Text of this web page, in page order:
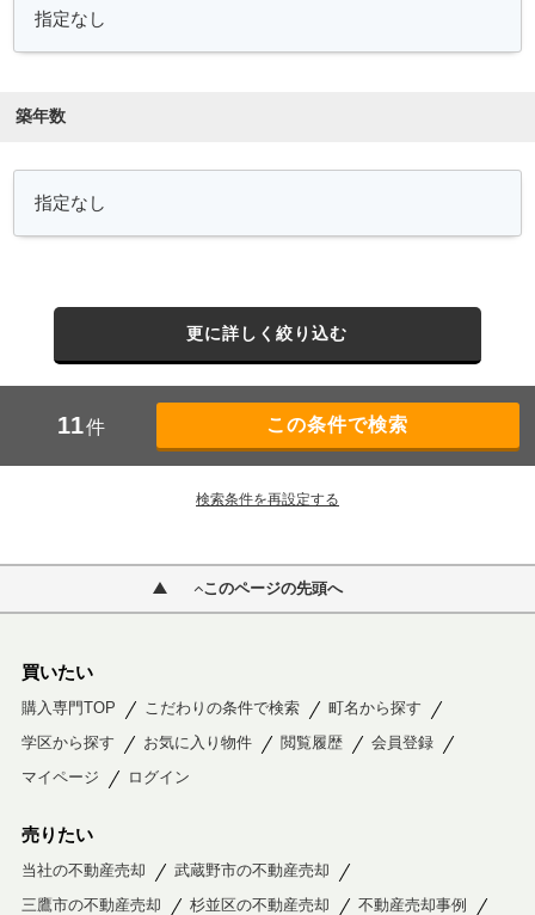
築年数
更に詳しく絞り込む
11件
検索条件を再設定する
このページの先頭へ
買いたい
購入専門TOP こだわりの条件で検索
町名から探す
学区から探す
お気に入り物件 閲覧履歴
会員登録
マイページ
ログイン
売りたい
当社の不動産売却
武蔵野市の不動産売却
三鷹市の不動産売却
杉並区の不動産売却
不動産売却事例